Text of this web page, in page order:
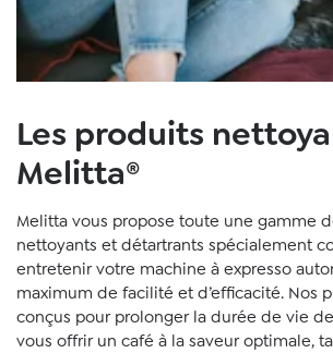
Les produits
Melitta®
Melitta vous propose toute une gamme
nettoyants et détartrants spécialement
entretenir votre machine à expresso
maximum de facilité et d’efficacité. Nos
conçus pour prolonger la durée de vie
vous offrir un café à la saveur optimale,